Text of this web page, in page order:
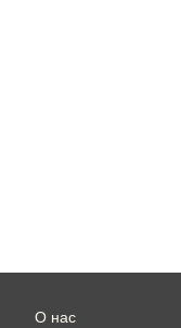
О нас